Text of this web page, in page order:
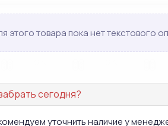
этого товара пока нет текстового
сегодня?
уточнить наличие у